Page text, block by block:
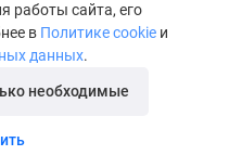
работы сайта, его
в Политике cookie и
данных.
необходимые